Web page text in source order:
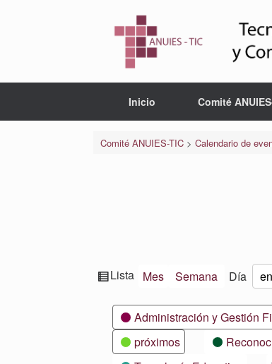
Inicio Comité
Comité ANUIES-TIC> Calendario de
Ver
Lista Mes Semana Día Mes
Día
Año
CategoríasAdministración y Gestión
próximos